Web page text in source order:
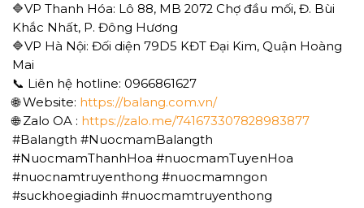
🔷VP Thanh Hóa: Lô 88, MB 2072 Chợ đầu mối, Đ. Bùi
Khắc Nhất, P. Đông Hương
🔷VP Hà Nội: Đối diện 79D5 KĐT Đại Kim, Quận Hoàng
Mai
📞 Liên hệ hotline: 0966861627
🌐 Website: https://balang.com.vn/
🌐 Zalo OA : https://zalo.me/741673307828983877
#Balangth #NuocmamBalangth
#NuocmamThanhHoa #nuocmamTuyenHoa
#nuocnamtruyenthong #nuocmamngon
#suckhoegiadinh #nuocmamtruyenthong